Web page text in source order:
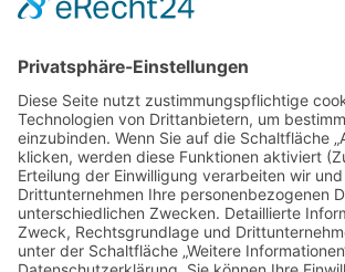
 (+49) 08231 / 96 30 96

Weitere Seiten
Hygienesortiment
Haushaltssortiment